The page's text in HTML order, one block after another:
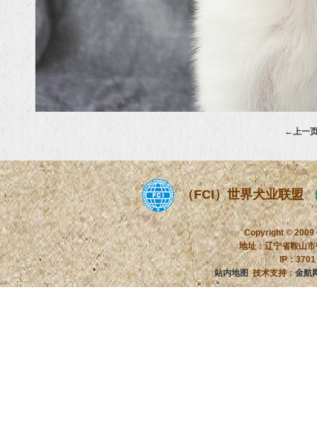
←上一
（FCI）世界犬业联盟
Copyright ©
地址：辽宁省鞍
IP：
站内地图技术支持：金航